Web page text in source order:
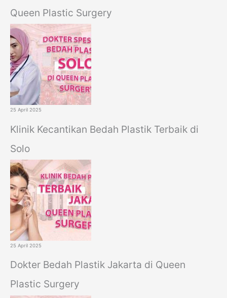
Queen Plastic Surgery
25 April 2025
Klinik Kecantikan Bedah Plastik Terbaik di
Solo
25 April 2025
Dokter Bedah Plastik Jakarta di Queen
Plastic Surgery